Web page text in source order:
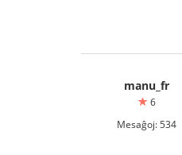
manu_fr
6
Mesaĝoj: 534